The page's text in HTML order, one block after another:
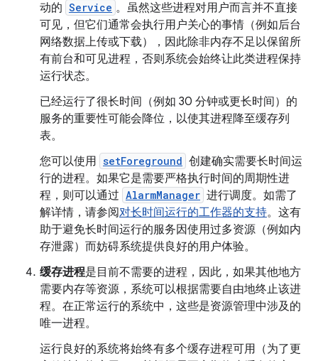
动的 Service 。虽然这些进程对用户而言并不直接
可见，但它们通常会执行用户关心的事情（例如后台
网络数据上传或下载），因此除非内存不足以保留所
有前台和可见进程，否则系统会始终让此类进程保持
运行状态。
已经运行了很长时间（例如 30 分钟或更长时间）的
服务的重要性可能会降位，以使其进程降至缓存列
表。
您可以使用 setForeground 创建确实需要长时间运
行的进程。如果它是需要严格执行时间的周期性进
程，则可以通过 AlarmManager 进行调度。如需了
解详情，请参阅对长时间运行的工作器的支持。这有
助于避免长时间运行的服务因使用过多资源（例如内
存泄露）而妨碍系统提供良好的用户体验。
缓存进程是目前不需要的进程，因此，如果其他地方
需要内存等资源，系统可以根据需要自由地终止该进
程。在正常运行的系统中，这些是资源管理中涉及的
唯一进程。
运行良好的系统将始终有多个缓存进程可用（为了更